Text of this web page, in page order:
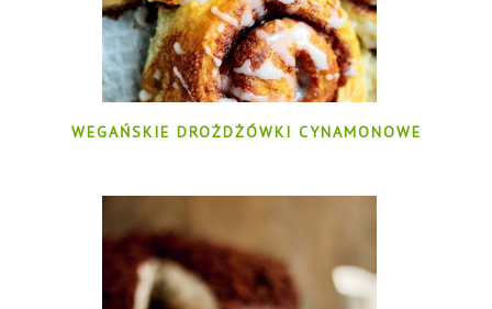
WEGAŃSKIE DROŻDŻÓWKI CYNAMONOWE